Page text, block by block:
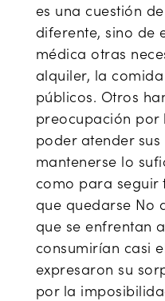
es una cuestión
diferente, sino de
médica otras
alquiler, la
públicos. Otros
preocupación
poder atender
mantenerse lo
como para seguir
que quedarse No
que se enfrentan
consumirían casi
expresaron su
por la